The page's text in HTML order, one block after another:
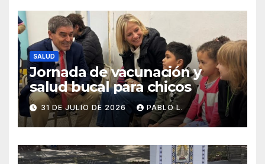
SALUD
Jornada de vacunación y
salud bucal para chicos
31 DE JULIO DE 2026 PABLO L.